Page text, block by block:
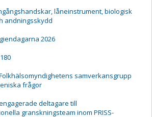
låneinstrument, biologisk
andningsskydd
2026
samverkansgrupp
frågor
deltagare till
granskningsteam inom PRISS-